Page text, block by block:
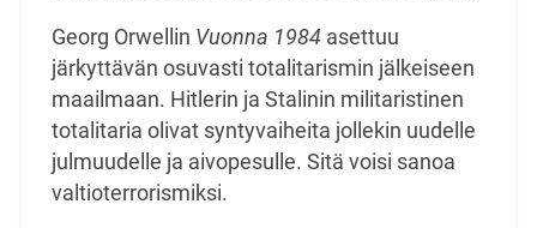
Georg Orwellin Vuonna 1984 asettuu
järkyttävän osuvasti totalitarismin jälkeiseen
maailmaan. Hitlerin ja Stalinin militaristinen
totalitaria olivat syntyvaiheita jollekin uudelle
julmuudelle ja aivopesulle. Sitä voisi sanoa
valtioterrorismiksi.